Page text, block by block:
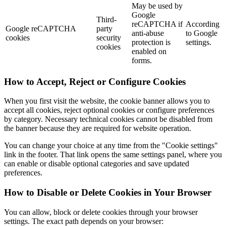
Google reCAPTCHA
cookies
Third-
party
security
cookies
May be used by
Google
reCAPTCHA if
anti-abuse
protection is
enabled on
forms.
According
to Google
settings.
How to Accept, Reject or Configure Cookies
When you first visit the website, the cookie banner allows you to
accept all cookies, reject optional cookies or configure preferences
by category. Necessary technical cookies cannot be disabled from
the banner because they are required for website operation.
You can change your choice at any time from the "Cookie settings"
link in the footer. That link opens the same settings panel, where you
can enable or disable optional categories and save updated
preferences.
How to Disable or Delete Cookies in Your Browser
You can allow, block or delete cookies through your browser
settings. The exact path depends on your browser: